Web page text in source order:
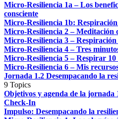
Micro-Resiliencia 1a – Los
consciente
Micro-Resiliencia 1b:
Micro-Resiliencia 2 – Meditación
Micro-Resiliencia 3 – Respiración
Micro-Resiliencia 4 – Tres
Micro-Resiliencia 5 – Respirar 10
Micro-Resiliencia 6 – Mis
Jornada 1.2 Desempacando la
9 Topics
Objetivos y agenda de la jornada
Check-In
Impulso: Desempacando la